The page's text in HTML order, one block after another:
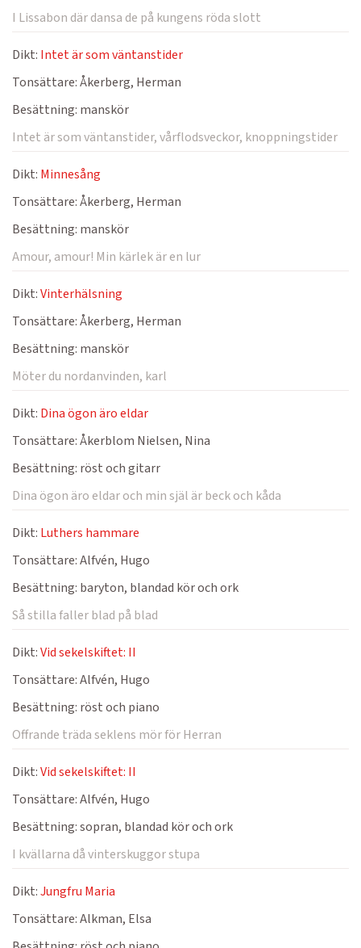
I Lissabon där dansa de på kungens röda slott
Dikt: Intet är som väntanstider
Tonsättare:Åkerberg, Herman
Besättning: manskör
Intet är som väntanstider, vårflodsveckor, knoppningstider
Dikt: Minnesång
Tonsättare:Åkerberg, Herman
Besättning: manskör
Amour, amour! Min kärlek är en lur
Dikt:Vinterhälsning
Tonsättare:Åkerberg, Herman
Besättning: manskör
Möter du nordanvinden, karl
Dikt: Dina ögon äro eldar
Tonsättare:Åkerblom Nielsen, Nina
Besättning: röst och gitarr
Dina ögon äro eldar och min själ är beck och kåda
Dikt: Luthers hammare
Tonsättare:Alfvén, Hugo
Besättning: baryton, blandad kör och ork
Så stilla faller blad på blad
Dikt:Vid sekelskiftet: II
Tonsättare:Alfvén, Hugo
Besättning: röst och piano
Offrande träda seklens mör för Herran
Dikt:Vid sekelskiftet: II
Tonsättare:Alfvén, Hugo
Besättning:sopran, blandad kör och ork
I kvällarna då vinterskuggor stupa
Dikt:Jungfru Maria
Tonsättare:Alkman, Elsa